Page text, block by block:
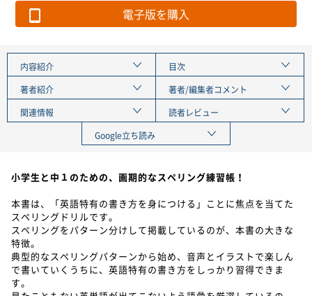
電子版を購入
内容紹介
目次
著者紹介
著者/編集者コメント
関連情報
読者レビュー
Google立ち読み
小学生と中１のための、画期的なスペリング練習帳！
本書は、「英語特有の書き方を身につける」ことに焦点を当てた
スペリングドリルです。
スペリングをパターン分けして掲載しているのが、本書の大きな
特徴。
典型的なスペリングパターンから始め、音声とイラストで楽しん
で書いていくうちに、英語特有の書き方をしっかり習得できま
す。